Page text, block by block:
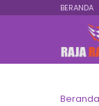
BERANDA
Beranda